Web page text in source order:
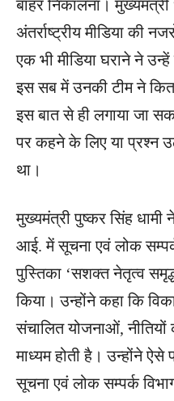
बाहर निकालना। मुख्यमंत्री
अंतर्राष्ट्रीय मीडिया की
एक भी मीडिया घराने ने
इस सब में उनकी टीम ने
इस बात से ही लगाया जा
पर कहने के लिए या प्रश्न
था।
मुख्यमंत्री पुष्कर सिंह धामी
आई. में सूचना एवं लोक सम्पर्क
पुस्तिका ‘सशक्त नेतृत्व
किया। उन्होंने कहा कि
संचालित योजनाओं,
माध्यम होती है। उन्होंने
सूचना एवं लोक सम्पर्क